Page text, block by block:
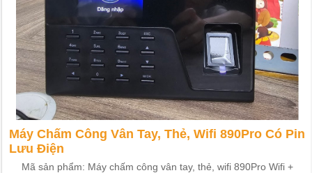
Máy Chấm Công Vân Tay, Thẻ, Wifi 890Pro Có Pin
Lưu Điện
Mã sản phẩm: Máy chấm công vân tay, thẻ, wifi 890Pro Wifi +